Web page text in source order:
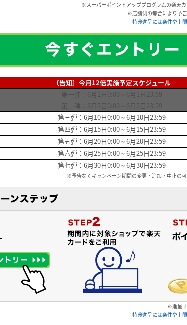
※スーパーポイントアッププログラムの楽天
※店舗側の都合により予
特典進呈には条件や上
〔告知〕今月12倍実施予定スケジュール
第一弾：6月1日0:00～6月1日23:59
第二弾：6月5日0:00～6月5日23:59
第三弾：6月10日0:00～6月10日23:59
第四弾：6月15日0:00～6月15日23:59
第五弾：6月20日0:00～6月20日23:59
第六弾：6月25日0:00～6月25日23:59
第七弾：6月30日0:00～6月30日23:59
※予告なくキャンペーン期間の変更・追加・中止の
※進呈す
特典進呈には条件や上